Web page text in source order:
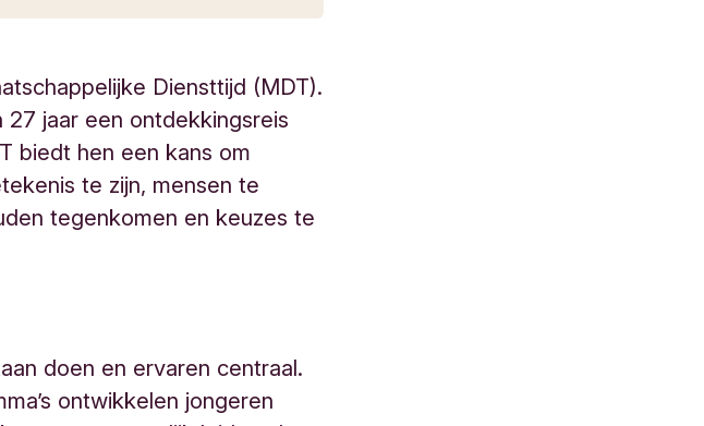
Diensttijd (MDT).
27 jaar een ontdekkingsreis
biedt hen een kans om
te zijn, mensen te
tegenkomen en keuzes te
doen en ervaren centraal.
ontwikkelen jongeren